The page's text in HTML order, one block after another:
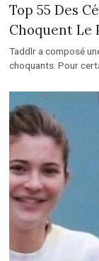
Top 55 Des
Choquent Le
Taddlr a composé
choquants. Pour